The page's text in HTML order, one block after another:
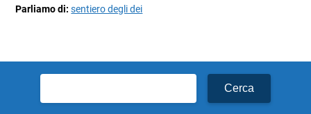
Parliamo di:sentiero degli dei
per: